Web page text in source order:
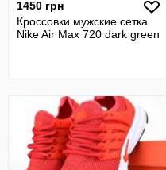
1450 грн
Кроссовки мужские сетка
Nike Air Max 720 dark green